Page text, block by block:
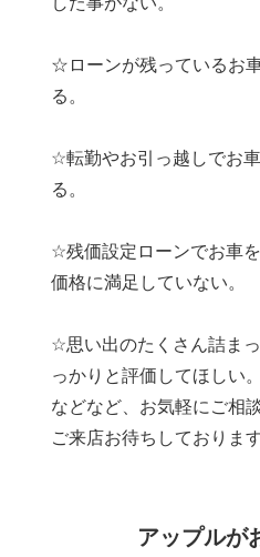
☆ローンが残っているお
る。
☆転勤やお引っ越しでお
る。
☆残価設定ローンでお車
価格に満足していない。
☆思い出のたくさん詰ま
っかりと評価してほしい。
などなど、お気軽にご相
ご来店お待ちしております
アップルが